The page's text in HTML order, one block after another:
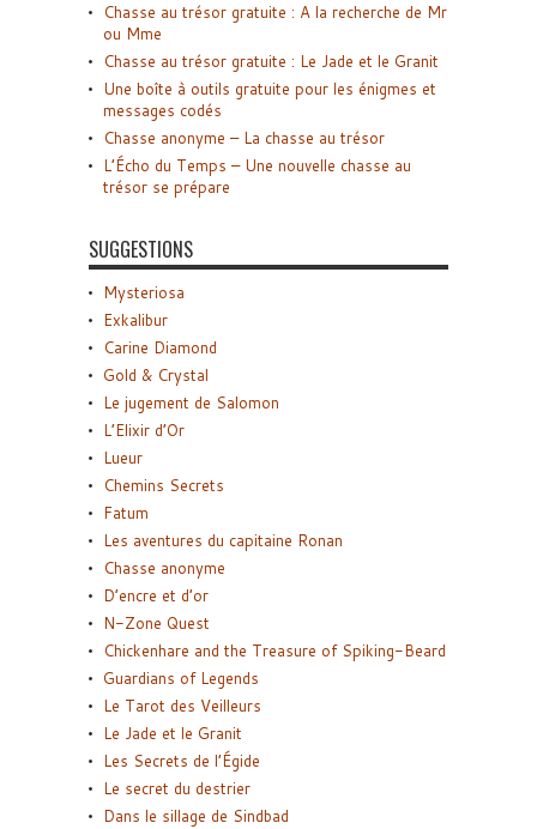
Chasse au trésor gratuite : A la recherche de Mr
ou Mme
Chasse au trésor gratuite : Le Jade et le Granit
Une boîte à outils gratuite pour les énigmes et
messages codés
Chasse anonyme – La chasse au trésor
L’Écho du Temps – Une nouvelle chasse au
trésor se prépare
SUGGESTIONS
Mysteriosa
Exkalibur
Carine Diamond
Gold & Crystal
Le jugement de Salomon
L’Elixir d’Or
Lueur
Chemins Secrets
Fatum
Les aventures du capitaine Ronan
Chasse anonyme
D’encre et d’or
N-Zone Quest
Chickenhare and the Treasure of Spiking-Beard
Guardians of Legends
Le Tarot des Veilleurs
Le Jade et le Granit
Les Secrets de l’Égide
Le secret du destrier
Dans le sillage de Sindbad